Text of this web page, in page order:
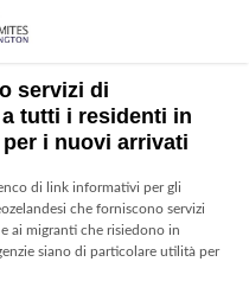
servizi di
tutti i residenti in
i nuovi arrivati
di link informativi per gli
che forniscono servizi
ai migranti che risiedono in
siano di particolare utilità per